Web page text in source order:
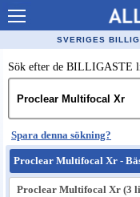
Allt om Linser
Billiga kontaktlinser
Återförsäljare linser
Populära linser
Kontaktlinstyper
SVERIGES
Sök efter de BILLIGASTE
Spara denna sökning?
Proclear Multifocal Xr -
Proclear Multifocal Xr (3